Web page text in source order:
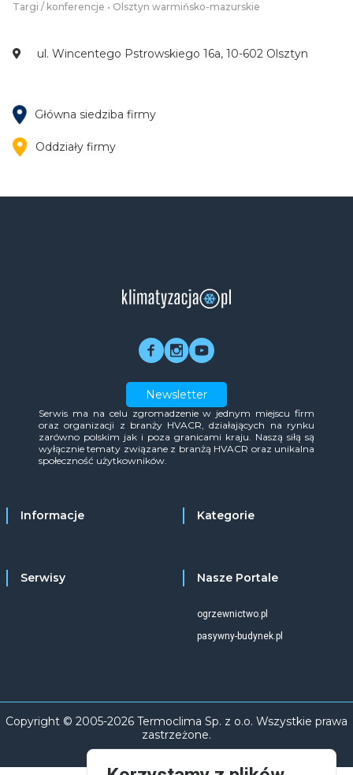
Targi / konferencje • Olsztyn warmińsko-mazurskie
ul. Wincentego Pstrowskiego 16a, 10-602 Olsztyn
Główna siedziba firmy
Oddziały firmy
Newsletter
Serwis ma na celu zgromadzenie w jednym miejscu firm
oraz organizacji z branży HVACR, działających na rynku
zarówno polskim jak i poza granicami kraju. Naszą siłą są
wyłącznie tematy związane z branżą HVACR oraz unikalna
społeczność użytkowników.
Informacje Kategorie
Serwisy Nasze Portale
ogrzewnictwo.pl
pasywny-budynek.pl
Copyright © 2005-2026 Termoclima Sp. z o.o. Wszystkie prawa
zastrzeżone.